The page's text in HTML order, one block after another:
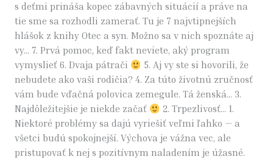
s deťmi prináša kopec zábavných situácií a práve na
tie sme sa rozhodli zamerať. Tu je 7 najvtipnejších
hlášok z knihy Otec a syn. Možno sa v nich spoznáte aj
vy… 7. Prvá pomoc, keď fakt neviete, aký program
vymyslieť 6. Dvaja pátrači
5. Aj vy ste si hovorili, že
nebudete ako vaši rodičia? 4. Za túto životnú zručnosť
vám bude vďačná polovica zemegule. Tá ženská… 3.
Najdôležitejšie je niekde začať
2. Trpezlivosť… 1.
Niektoré problémy sa dajú vyriešiť veľmi ľahko — a
všetci budú spokojnejší. Výchova je vážna vec, ale
pristupovať k nej s pozitívnym naladením je úžasné.